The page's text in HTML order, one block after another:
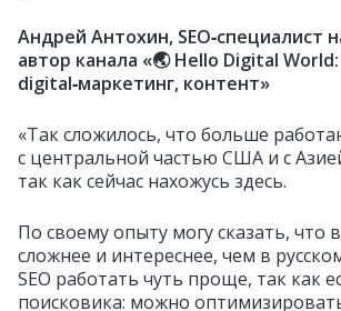
Андрей Антохин, SEO‑специалист
автор канала «🌏 Hello Digital World:
digital‑маркетинг, контент»
«Так сложилось, что больше
с центральной частью США и с
так как сейчас нахожусь здесь.
По своему опыту могу сказать, что
сложнее и интереснее, чем в
SEO работать чуть проще, так как
поисковика: можно